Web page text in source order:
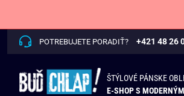
POTREBUJETE PORADIŤ? +421 48 26
ŠTÝLOVÉ PÁNSKE
E-SHOP S